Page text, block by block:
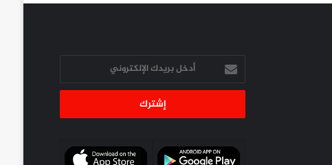
أدخل
بريدك
الإلكتروني